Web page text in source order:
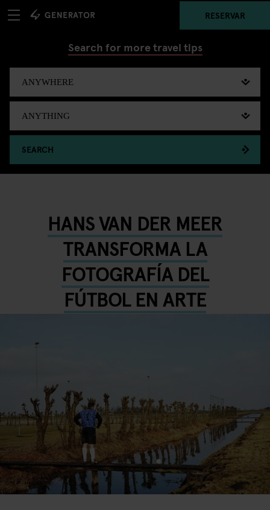
RESERVAR
Search for more travel tips
SEARCH
HANS VAN DER MEER
TRANSFORMA LA
FOTOGRAFÍA DEL
FÚTBOL EN ARTE